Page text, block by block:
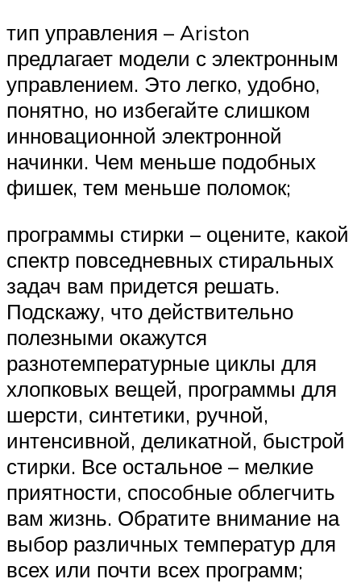
тип управления – Ariston
предлагает модели с электронным
управлением. Это легко, удобно,
понятно, но избегайте слишком
инновационной электронной
начинки. Чем меньше подобных
фишек, тем меньше поломок;
программы стирки – оцените, какой
спектр повседневных стиральных
задач вам придется решать.
Подскажу, что действительно
полезными окажутся
разнотемпературные циклы для
хлопковых вещей, программы для
шерсти, синтетики, ручной,
интенсивной, деликатной, быстрой
стирки. Все остальное – мелкие
приятности, способные облегчить
вам жизнь. Обратите внимание на
выбор различных температур для
всех или почти всех программ;